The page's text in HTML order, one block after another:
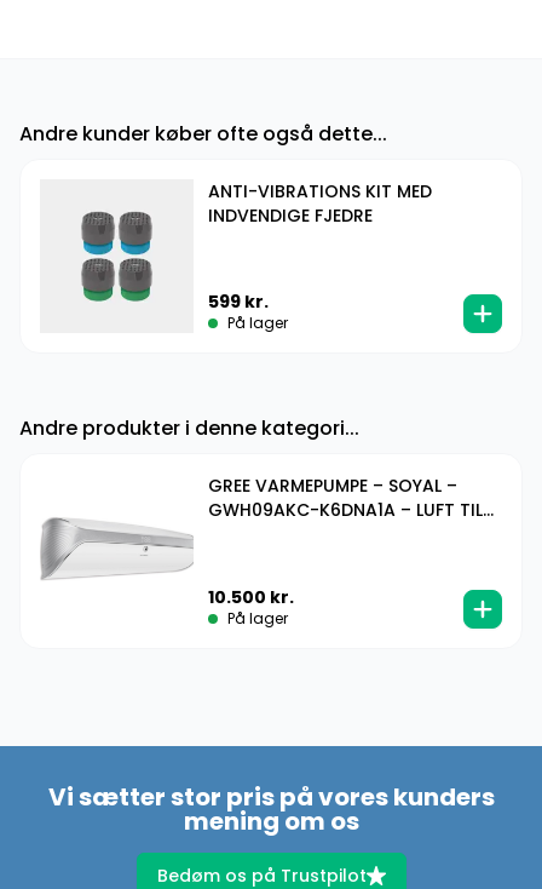
Andre kunder køber ofte også dette...
ANTI-VIBRATIONS KIT MED
INDVENDIGE FJEDRE
599 kr.
På lager
Andre produkter i denne kategori...
GREE VARMEPUMPE – SOYAL –
GWH09AKC-K6DNA1A – LUFT TIL
10.500 kr.
På lager
Vi sætter stor pris på vores kunders
mening om os
Bedøm os på Trustpilot